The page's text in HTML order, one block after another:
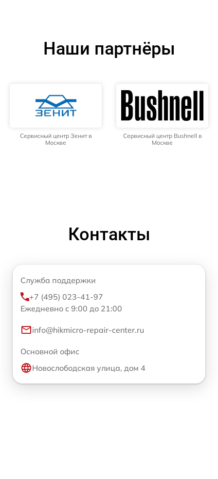
Наши партнёры
Сервисный центр Зенит в
Москве
Сервисный центр Bushnell в
Москве
Контакты
Служба поддержки
+7 (495) 023-41-97
Ежедневно с 9:00 до 21:00
info@hikmicro-repair-center.ru
Основной офис
Новослободская улица, дом 4